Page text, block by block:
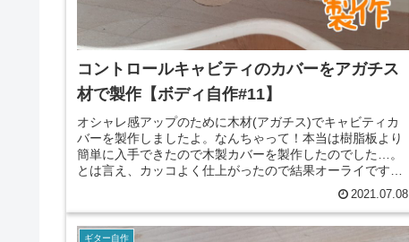
コントロールキャビティのカバーをアガチス
材で製作【ボディ自作#11】
オシャレ感アップのために木材(アガチス)でキャビティカ
バーを製作しましたよ。なんちゃって！本当は樹脂板より
簡単に入手できたので木製カバーを製作したのでした…。
とは言え、カッコよく仕上がったので結果オーライです
2021.07.08
ギター自作